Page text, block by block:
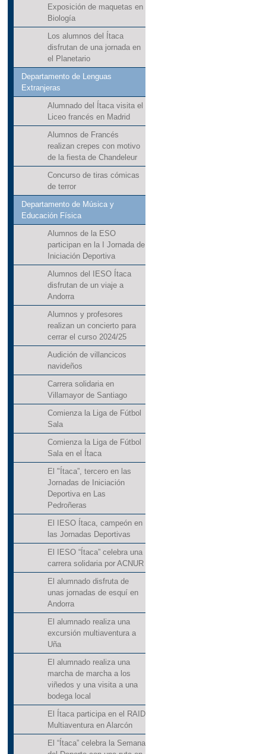
Exposición de maquetas en
Biología
Los alumnos del Ítaca
disfrutan de una jornada en
el Planetario
Departamento de Lenguas
Extranjeras
Alumnado del Ítaca visita el
Liceo francés en Madrid
Alumnos de Francés
realizan crepes con motivo
de la fiesta de Chandeleur
Concurso de tiras cómicas
de terror
Departamento de Música y
Educación Física
Alumnos de la ESO
participan en la I Jornada de
Iniciación Deportiva
Alumnos del IESO Ítaca
disfrutan de un viaje a
Andorra
Alumnos y profesores
realizan un concierto para
cerrar el curso 2024/25
Audición de villancicos
navideños
Carrera solidaria en
Villamayor de Santiago
Comienza la Liga de Fútbol
Sala
Comienza la Liga de Fútbol
Sala en el Ítaca
El "Ítaca”, tercero en las
Jornadas de Iniciación
Deportiva en Las
Pedroñeras
El IESO Ítaca, campeón en
las Jornadas Deportivas
El IESO “Ítaca” celebra una
carrera solidaria por ACNUR
El alumnado disfruta de
unas jornadas de esquí en
Andorra
El alumnado realiza una
excursión multiaventura a
Uña
El alumnado realiza una
marcha de marcha a los
viñedos y una visita a una
bodega local
El Ítaca participa en el RAID
Multiaventura en Alarcón
El “Ítaca” celebra la Semana